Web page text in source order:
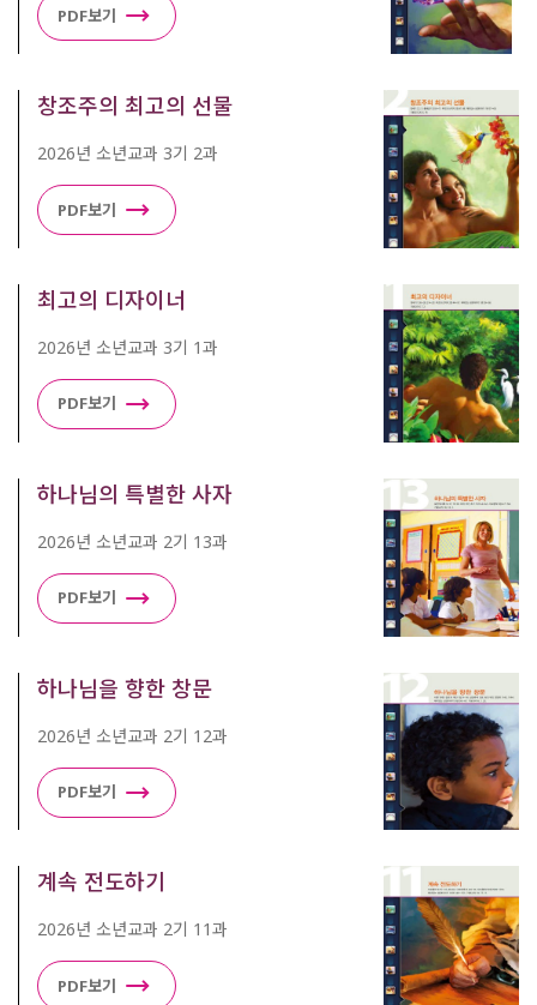
PDF보기
창조주의 최고의 선물
2026년 소년교과 3기 2과
PDF보기
최고의 디자이너
2026년 소년교과 3기 1과
PDF보기
하나님의 특별한 사자
2026년 소년교과 2기 13과
PDF보기
하나님을 향한 창문
2026년 소년교과 2기 12과
PDF보기
계속 전도하기
2026년 소년교과 2기 11과
PDF보기